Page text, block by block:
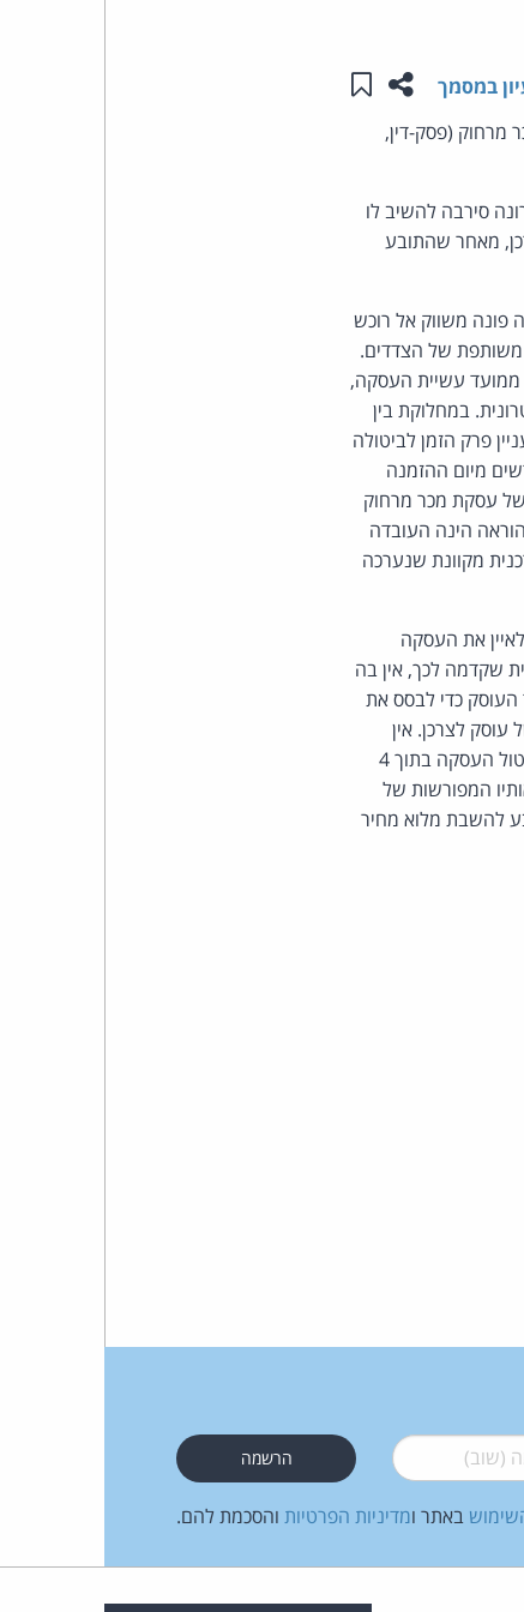
שתפו עמוד זה
שמור ב"תכנים שלי"
במסמך
מרחוק (פסק-דין,
סירבה להשיב לו
מאחר שהתובע
משווק אל רוכש
משותפת של הצדדים.
לו 65 שנים רשאי לבטל עסקת מכר מרחוק בתוך 4 חודשים ממועד עשיית העסקה,
במחלוקת בין
פרק הזמן לביטולה
דוגמת התובע ורעייתו. ההודעה על הביטול נמסרה למשיבה פחות מ-4 חודשים מיום ההזמנה
עסקת מכר מרחוק
הינה העובדה
מקוונת שנערכה
את העסקה
שקדמה לכך, אין בה
כדי לבסס את
עוסק לצרכן. אין
תחולה להוראות תקנון הנתבעת, שעה שמדובר במכר מרחוק ולפי סעיף 14ג1(א)(ב) המאפשר את ביטול העסקה בתוך 4
המפורשות של
זכאי התובע להשבת מלוא מחיר
*
באתר ומדיניות הפרטיות והסכמת להם.